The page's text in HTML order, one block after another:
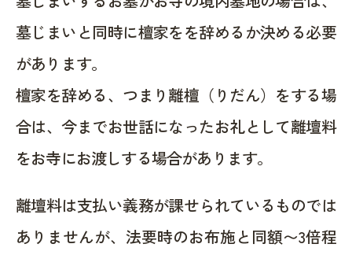
墓じまいと同時に檀家をを辞めるか決める必要
があります。
檀家を辞める、つまり離檀（りだん）をする場
合は、今までお世話になったお礼として離壇料
をお寺にお渡しする場合があります。
離壇料は支払い義務が課せられているものでは
ありませんが、法要時のお布施と同額〜3倍程